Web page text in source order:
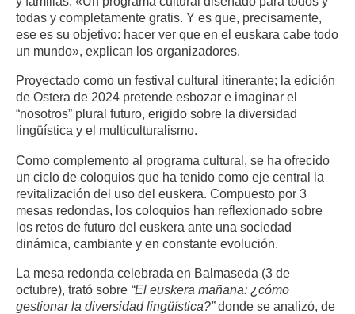
todas y completamente gratis. Y es que, precisamente,
ese es su objetivo: hacer ver que en el euskara cabe todo
un mundo», explican los organizadores.
Proyectado como un festival cultural itinerante; la edición
de Ostera de 2024 pretende esbozar e imaginar el
“nosotros” plural futuro, erigido sobre la diversidad
lingüística y el multiculturalismo.
Como complemento al programa cultural, se ha ofrecido
un ciclo de coloquios que ha tenido como eje central la
revitalización del uso del euskera. Compuesto por 3
mesas redondas, los coloquios han reflexionado sobre
los retos de futuro del euskera ante una sociedad
dinámica, cambiante y en constante evolución.
La mesa redonda celebrada en Balmaseda (3 de
octubre), trató sobre “El euskera mañana: ¿cómo
gestionar la diversidad lingüística?”donde se analizó, de